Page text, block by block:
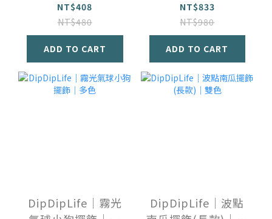
NT$408
NT$480
ADD TO CART
NT$833
NT$980
ADD TO CART
DipDipLife｜霧光
DipDipLife｜波點